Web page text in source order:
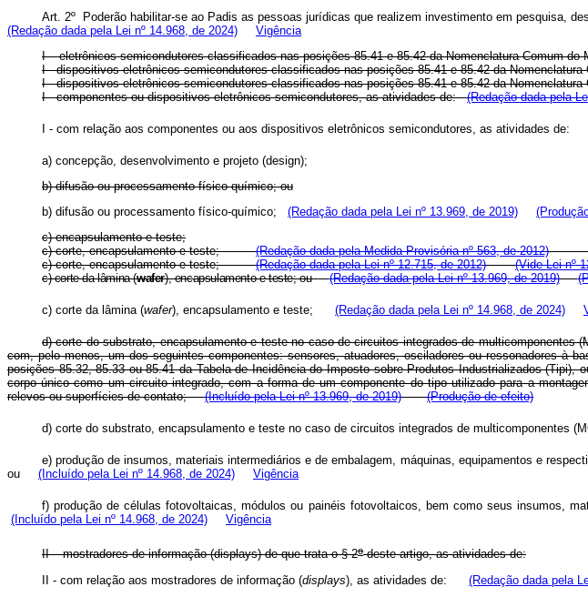
Art. 2º Poderão habilitar-se ao Padis as pessoas jurídicas que realizem investimento em pesquisa,
(Redação dada pela Lei nº 14.968, de 2024)
Vigência
I – eletrônicos semicondutores classificados nas posições 85.41 e 85.42 da Nomenclatura Comum do
I - dispositivos eletrônicos semicondutores classificados nas posições 85.41 e 85.42 da
I - dispositivos eletrônicos semicondutores classificados nas posições 85.41 e 85.42 da
I - componentes ou dispositivos eletrônicos semicondutores, as atividades de:(Redação dada pela
I - com relação aos componentes ou aos dispositivos eletrônicos semicondutores, as atividades de:
a) concepção, desenvolvimento e projeto (design);
b) difusão ou processamento físico-químico; ou
b) difusão ou processamento físico-químico; (Redação dada pela Lei nº 13.969, de 2019)
c) encapsulamento e teste;
c) corte, encapsulamento e teste;(Redação dada pela Medida Provisória nº 563, de 2012)
c) corte, encapsulamento e teste;(Redação dada pela Lei nº 12.715, de 2012)
(Vide Lei nº
c) corte da lâmina (wafer), encapsulamento e teste; ou (Redação dada pela Lei nº 13.969, de 2019)
c) corte da lâmina (wafer), encapsulamento e teste; (Redação dada pela Lei nº 14.968, de 2024)
d) corte do substrato, encapsulamento e teste no caso de circuitos integrados de
com, pelo menos, um dos seguintes componentes: sensores, atuadores, osciladores ou ressonadores à
posições 85.32, 85.33 ou 85.41 da Tabela de Incidência do Imposto sobre Produtos Industrializados
corpo único como um circuito integrado, com a forma de um componente do tipo utilizado para a
relevos ou superfícies de contato;(Incluído pela Lei nº 13.969, de 2019) (Produção de efeito)
d) corte do substrato, encapsulamento e teste no caso de circuitos integrados de multicomponentes
e) produção de insumos, materiais intermediários e de embalagem, máquinas, equipamentos e
ou (Incluído pela Lei nº 14.968, de 2024) Vigência
f) produção de células fotovoltaicas, módulos ou painéis fotovoltaicos, bem como seus insumos,
(Incluído pela Lei nº 14.968, de 2024)
Vigência
II – mostradores de informação (displays) de que trata o § 2odeste artigo, as atividades de:
II - com relação aos mostradores de informação (displays), as atividades de: (Redação dada pela